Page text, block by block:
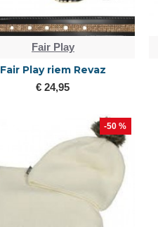
Fair Play
Fair Play riem Revaz
€ 24,95
-50 %